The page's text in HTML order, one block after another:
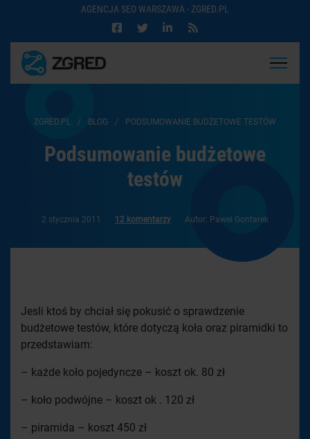
AGENCJA SEO WARSZAWA - ZGRED.PL
ZGRED.PL / BLOG / PODSUMOWANIE BUDŻETOWE TESTÓW
Podsumowanie budżetowe
testów
2 stycznia 2011 12 komentarzy Autor: Paweł Gontarek
Jesli ktoś by chciał się pokusić o sprawdzenie
budżetowe testów, które dotyczą koła oraz piramidki to
przedstawiam:
– każde koło pojedyncze – koszt ok. 80 zł
– koło podwójne – koszt ok . 120 zł
– piramida – koszt 450 zł